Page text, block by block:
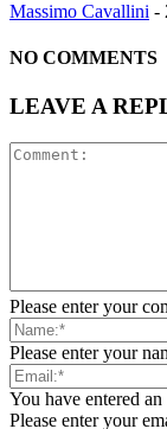
Massimo Cavallini -
NO COMMENTS
LEAVE A
Please enter your
Please enter your
You have entered
Please enter your